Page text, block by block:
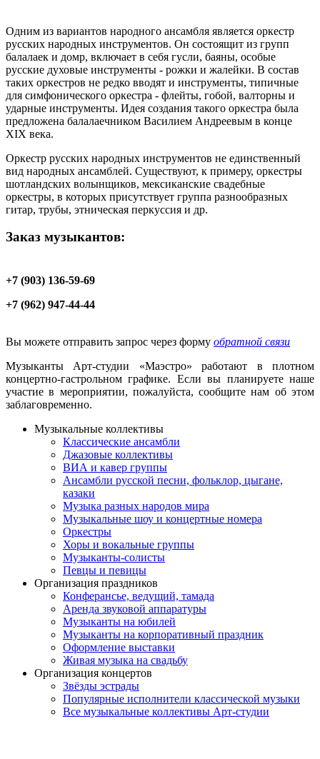
Одним из вариантов народного ансамбля является оркестр
русских народных инструментов. Он состоящит из групп
балалаек и домр, включает в себя гусли, баяны, особые
русские духовые инструменты - рожки и жалейки. В состав
таких оркестров не редко вводят и инструменты, типичные
для симфонического оркестра - флейты, гобой, валторны и
ударные инструменты. Идея создания такого оркестра была
предложена балалаечником Василием Андреевым в конце
XIX века.
Оркестр русских народных инструментов не единственный
вид народных ансамблей. Существуют, к примеру, оркестры
шотландских волынщиков, мексиканские свадебные
оркестры, в которых присутствует группа разнообразных
гитар, трубы, этническая перкуссия и др.
Заказ музыкантов:
+7 (903) 136-59-69
+7 (962) 947-44-44
Вы можете отправить запрос через форму обратной связи
Музыканты Арт-студии «Маэстро» работают в плотном
концертно-гастрольном графике. Если вы планируете наше
участие в мероприятии, пожалуйста, сообщите нам об этом
заблаговременно.
Музыкальные коллективы
Классические ансамбли
Джазовые коллективы
ВИА и кавер группы
Ансамбли русской песни, фольклор, цыгане,
казаки
Музыка разных народов мира
Музыкальные шоу и концертные номера
Оркестры
Хоры и вокальные группы
Музыканты-солисты
Певцы и певицы
Организация праздников
Конферансье, ведущий, тамада
Аренда звуковой аппаратуры
Музыканты на юбилей
Музыканты на корпоративный праздник
Оформление выставки
Живая музыка на свадьбу
Организация концертов
Звёзды эстрады
Популярные исполнители классической музыки
Все музыкальные коллективы Арт-студии